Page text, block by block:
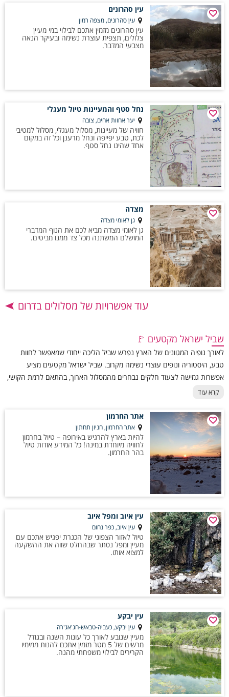
עין סהרונים
עין סהרונים, מצפה רמון
עין סהרונים מזמין אתכם לבילוי במי מעיין
צלולים, תצפית עוצרת נשימה ובעיקר הנאה
מצבעי המדבר.
נחל סטף והמעיינות טיול מעגלי
יער אחוות אחים, צובה
חוויה של מעיינות, מסלול מעגלי, מסלול למטיבי
לכת, טבע יפייפה ונחל מרענן וכל זה במקום
אחד שהינו נחל סטף.
מצדה
גן לאומי מצדה
גן לאומי מצדה מביא לכם את הנוף המדברי
המושלם המשתנה מכל צד ממנו מביטים.
עוד אפשרויות של מסלולים בדרום
שביל ישראל מקטעים 🚩
לאורך נופיה המגוונים של הארץ נפרש שביל הליכה ייחודי שמאפשר לחוות
טבע, היסטוריה ונופים עוצרי נשימה מקרוב. שביל ישראל מקטעים מציע
אפשרות גמישה לצעוד חלקים נבחרים מהמסלול הארוך, בהתאם לרמת הקושי,
לאורך הרצוי ולזמן הפנוי. כל מקטע מגלה חוויה אחרת – מצעידה במדבריות
מאפשרת לתכנן טיול יומי, סוף שבוע מאתגר או סדרת מסעות קצרים, וליהנות
מחיבור אמיתי לטבע, לאתרים היסטוריים ולנופים המשתנים של ישראל.
קרא עוד
אתר החרמון
אתר החרמון, חניון תחתון
להיות בארץ להרגיש באירופה – טיול בחרמון
לחוויה מיוחדת במינה! כל המידע אודות טיול
בהר החרמון.
עין איוב ומפל איוב
עין איוב, כפר נחום
טיול לאזור הצפוני של הכנרת יפגיש אתכם עם
מעיין ומפל נסתר שבהחלט שווה את ההשקעה
למצוא אותו.
עין יבקע
עין יבקע, כעביה-טבאש-חג'אג'רה
מעיין שנובע לאורך כל עונות השנה ובגודל
מרשים של 5 מטר מזמין אתכם להנות ממימיו
הקרירים לבילוי משפחתי מהנה.